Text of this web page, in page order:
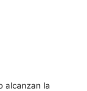
alcanzan la